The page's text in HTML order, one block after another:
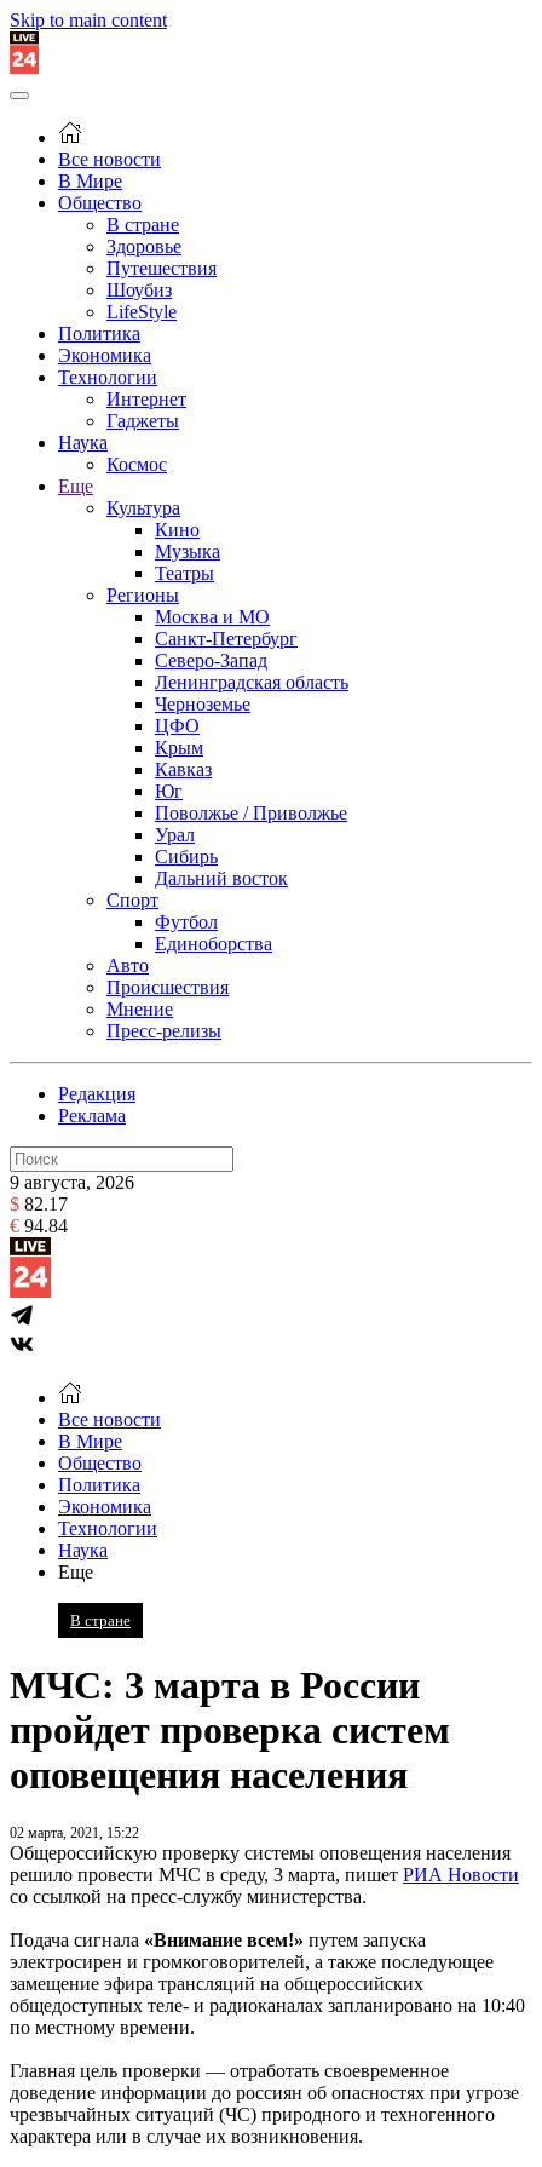
Skip to main content
Все новости
В Мире
Общество
В стране
Здоровье
Путешествия
Шоубиз
LifeStyle
Политика
Экономика
Технологии
Интернет
Гаджеты
Наука
Космос
Еще
Культура
Кино
Музыка
Театры
Регионы
Москва и МО
Санкт-Петербург
Северо-Запад
Ленинградская область
Черноземье
ЦФО
Крым
Кавказ
Юг
Поволжье / Приволжье
Урал
Сибирь
Дальний восток
Спорт
Футбол
Единоборства
Авто
Происшествия
Мнение
Пресс-релизы
Редакция
Реклама
9 августа, 2026
$ 82.17
€ 94.84
Все новости
В Мире
Общество
Политика
Экономика
Технологии
Наука
Еще
В стране
МЧС: 3 марта в России
пройдет проверка систем
оповещения населения
02 марта, 2021, 15:22
Общероссийскую проверку системы оповещения населения
решило провести МЧС в среду, 3 марта, пишет РИА Новости
со ссылкой на пресс-службу министерства.
Подача сигнала «Внимание всем!» путем запуска
электросирен и громкоговорителей, а также последующее
замещение эфира трансляций на общероссийских
общедоступных теле- и радиоканалах запланировано на 10:40
по местному времени.
Главная цель проверки — отработать своевременное
доведение информации до россиян об опасностях при угрозе
чрезвычайных ситуаций (ЧС) природного и техногенного
характера или в случае их возникновения.